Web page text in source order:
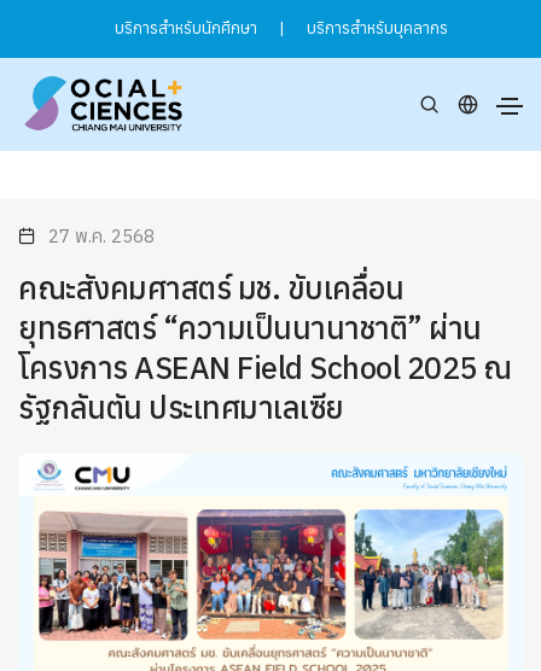
บริการสำหรับนักศึกษา | บริการสำหรับบุคลากร
27 พ.ค. 2568
คณะสังคมศาสตร์ มช. ขับเคลื่อน
ยุทธศาสตร์ “ความเป็นนานาชาติ” ผ่าน
โครงการ ASEAN Field School 2025 ณ
รัฐกลันตัน ประเทศมาเลเซีย